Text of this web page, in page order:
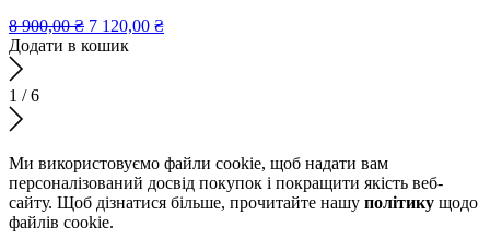
8 900,00₴ 7 120,00 ₴
Додати в кошик
1 /6
Ми використовуємо файли cookie, щоб надати вам
персоналізований досвід покупок і покращити якість веб-
сайту. Щоб дізнатися більше, прочитайте нашу політику щодо
файлів сookie.